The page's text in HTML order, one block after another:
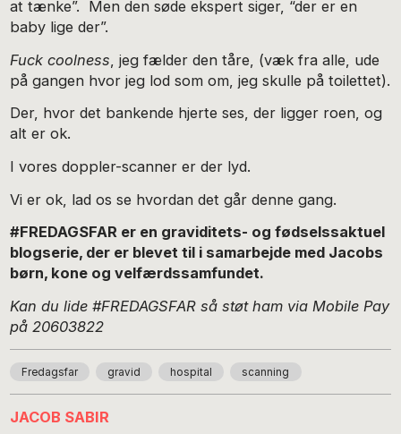
at tænke”. Men den søde ekspert siger, “der er en
baby lige der”.
Fuck coolness , jeg fælder den tåre, (væk fra alle, ude
på gangen hvor jeg lod som om, jeg skulle på toilettet).
Der, hvor det bankende hjerte ses, der ligger roen, og
alt er ok.
I vores doppler-scanner er der lyd.
Vi er ok, lad os se hvordan det går denne gang.
#FREDAGSFAR er en graviditets- og fødselssaktuel
blogserie, der er blevet til i samarbejde med Jacobs
børn, kone og velfærdssamfundet.
Kan du lide #FREDAGSFAR så støt ham via Mobile Pay
på 20603822
Fredagsfar gravid hospital scanning
JACOB SABIR